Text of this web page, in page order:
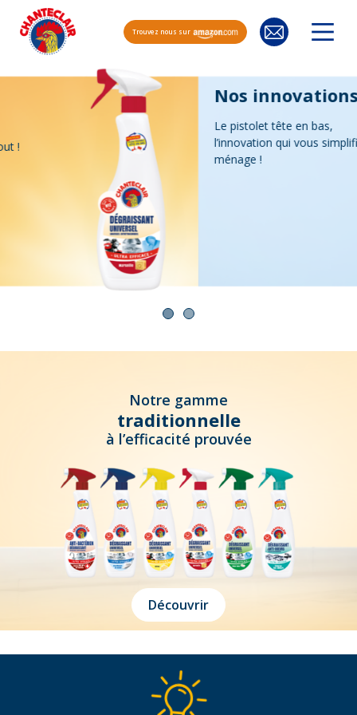
Trouvez nous sur
Nos innovations
Le pistolet tête en bas,
l’innovation qui vous simplifie le
Notre gamme
traditionnelle
à l’efficacité prouvée
Découvrir